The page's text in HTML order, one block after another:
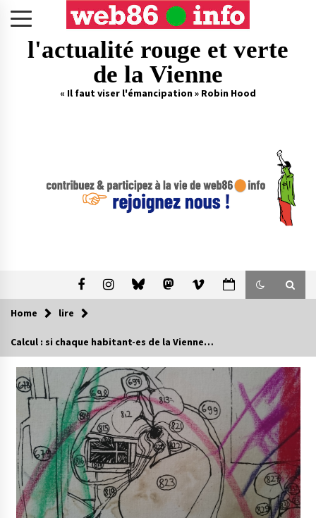
l'actualité rouge et verte
de la Vienne
« Il faut viser l'émancipation » Robin Hood
Home lire
Calcul : si chaque habitant-es de la Vienne…